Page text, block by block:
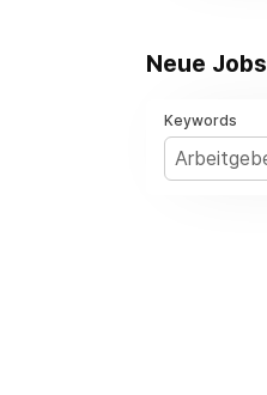
Neue Jobs
Keywords